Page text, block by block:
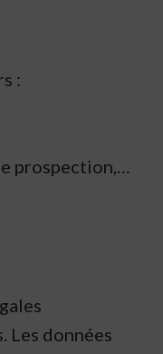
:
prospection,…
Les données